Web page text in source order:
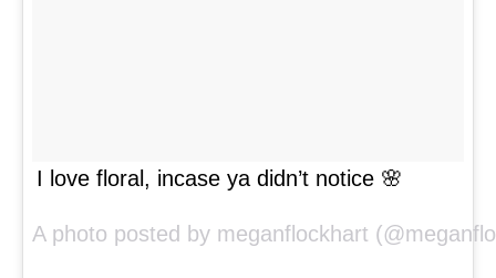
I love floral, incase ya didn’t notice 🌸
A photo posted by meganflockhart